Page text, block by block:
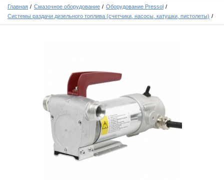
Главная Смазочное оборудование
Оборудование Pressol
Системы раздачи дизельного топлива (счетчики, насосы, катушки, пистолеты)